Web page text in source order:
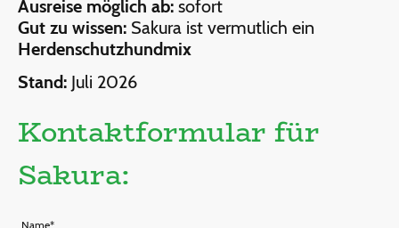
Ausreise möglich ab: sofort
Gut zu wissen: Sakura ist vermutlich ein
Herdenschutzhundmix
Stand: Juli 2026
Kontaktformular für
Sakura:
Name*